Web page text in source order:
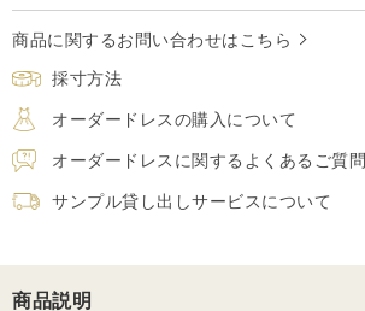
商品に関するお問い合わせはこちら
採寸方法
オーダードレスの購入について
オーダードレスに関するよくあるご質問
サンプル貸し出しサービスについて
商品説明